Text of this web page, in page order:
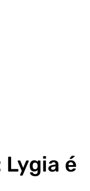
Lygia é